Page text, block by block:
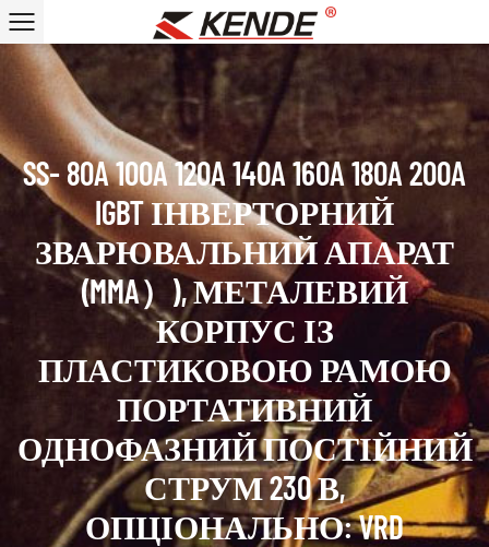
SS- 80A 100A 120A 140A 160A 180A 200A
IGBT ІНВЕРТОРНИЙ
ЗВАРЮВАЛЬНИЙ АПАРАТ
(MMA）), МЕТАЛЕВИЙ
КОРПУС ІЗ
ПЛАСТИКОВОЮ РАМОЮ
ПОРТАТИВНИЙ
ОДНОФАЗНИЙ ПОСТІЙНИЙ
СТРУМ 230 В,
ОПЦІОНАЛЬНО: VRD